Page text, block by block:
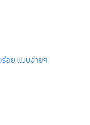
ร่อย แบบง่ายๆ